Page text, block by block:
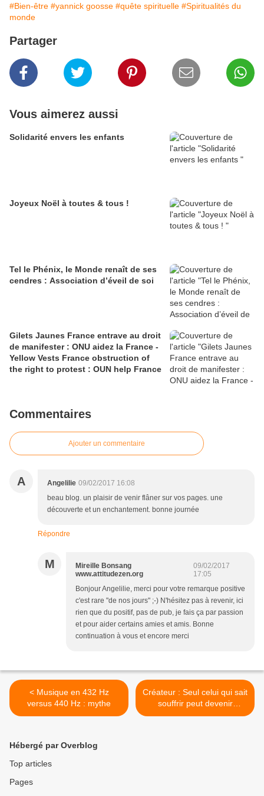
#Bien-être #yannick goosse #quête spirituelle #Spiritualités du
monde
Partager
Vous aimerez aussi
Solidarité envers les enfants
Joyeux Noël à toutes & tous !
Tel le Phénix, le Monde renaît de ses
cendres : Association d’éveil de soi
Gilets Jaunes France entrave au droit
de manifester : ONU aidez la France -
Yellow Vests France obstruction of
the right to protest : OUN help France
Commentaires
Ajouter un commentaire
A Angelilie 09/02/2017 16:08
beau blog. un plaisir de venir flâner sur vos pages. une
découverte et un enchantement. bonne journée
Répondre
M
Mireille Bonsang
www.attitudezen.org
09/02/2017
17:05
Bonjour Angelilie, merci pour votre remarque positive
c'est rare "de nos jours" ;-) N'hésitez pas à revenir, ici
rien que du positif, pas de pub, je fais ça par passion
et pour aider certains amies et amis. Bonne
continuation à vous et encore merci
< Musique en 432 Hz
versus 440 Hz : mythe
Créateur : Seul celui qui sait
souffrir peut devenir
créateur >
Hébergé par Overblog
Top articles
Pages